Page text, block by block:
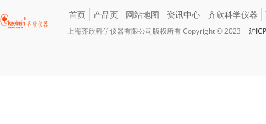
首页 产品页 网站地图 资讯中心 齐欣科学仪器
上海齐欣科学仪器有限公司版权所有 Copyright © 2023 沪